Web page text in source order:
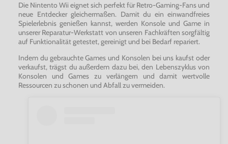
Die Nintento Wii eignet sich perfekt für Retro-Gaming-Fans und
neue Entdecker gleichermaßen. Damit du ein einwandfreies
Spielerlebnis genießen kannst, werden Konsole und Game in
unserer Reparatur-Werkstatt von unseren Fachkräften sorgfältig
auf Funktionalität getestet, gereinigt und bei Bedarf repariert.
Indem du gebrauchte Games und Konsolen bei uns kaufst oder
verkaufst, trägst du außerdem dazu bei, den Lebenszyklus von
Konsolen und Games zu verlängern und damit wertvolle
Ressourcen zu schonen und Abfall zu vermeiden.